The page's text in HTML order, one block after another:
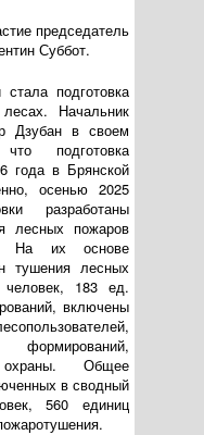
председатель
Суббот.
подготовка
Начальник
Дзубан в своем
подготовка
года в Брянской
осенью 2025
разработаны
лесных пожаров
На их основе
тушения лесных
183 ед.
включены
охраны. Общее
в сводный
560 единиц